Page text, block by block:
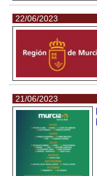
22/06/2023
21/06/2023